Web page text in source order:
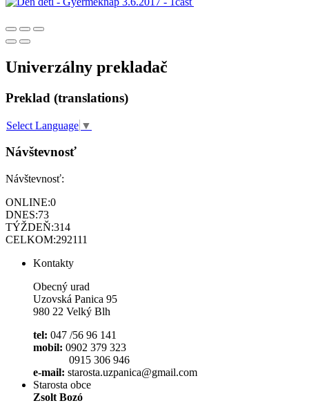
Univerzálny prekladač
Preklad (translations)
Select Language ▼
Návštevnosť
Návštevnosť:
ONLINE:0
DNES:73
TÝŽDEŇ:314
CELKOM:292111
Kontakty
Obecný urad
Uzovská Panica 95
980 22 Velký Blh
tel: 047 /56 96 141
mobil: 0902 379 323
0915 306 946
e-mail: starosta.uzpanica@gmail.com
Starosta obce
Zsolt Bozó